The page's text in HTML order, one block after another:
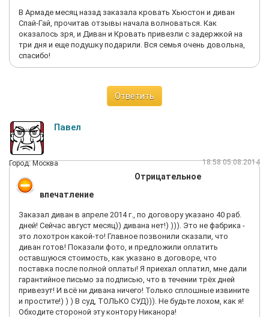
В Армаде месяц назад заказала кровать Хьюстон и диван
Спай-Гай, прочитав отзывы начала волноваться. Как
оказалось зря, и Диван и Кровать привезли с задержкой на
три дня и еще подушку подарили. Вся семья очень довольна,
спасибо!
Ответить
Павел
Город: Москва 18:58 05.08.2014
Отрицательное
впечатление
Заказал диван в апреле 2014 г., по договору указано 40 раб.
дней! Сейчас август месяц)) дивана нет!) ))). Это не фабрика -
это лохотрон какой-то! Главное позвонили сказали, что
диван готов! Показали фото, и предложили оплатить
оставшуюся стоимость, как указано в договоре, что
поставка после полной оплаты! Я приехал оплатил, мне дали
гарантийное письмо за подписью, что в течении трёх дней
привезут! И всё ни дивана ничего! Только сплошные извините
и простите!) ) ) В суд, ТОЛЬКО СУД))). Не будьте лохом, как я!
Обходите стороной эту контору Никанора!